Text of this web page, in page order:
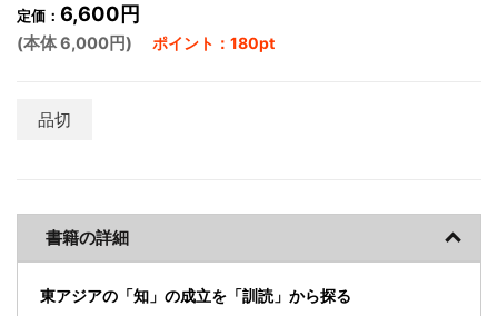
定価： 6,600円
(本体 6,000円) ポイント：180pt
品切
書籍の詳細
東アジアの「知」の成立を「訓読」から探る